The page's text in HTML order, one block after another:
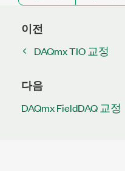
이전
DAQmx TIO 교정
다음
DAQmx FieldDAQ 교정